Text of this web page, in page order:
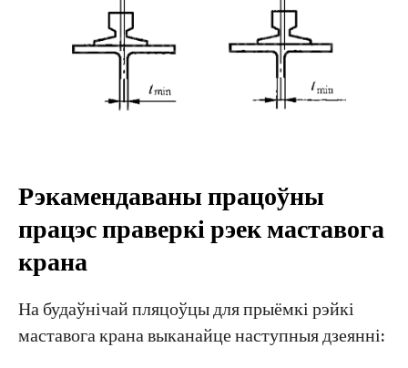
Рэкамендаваны працоўны
працэс праверкі рэек маставога
крана
На будаўнічай пляцоўцы для прыёмкі рэйкі
маставога крана выканайце наступныя дзеянні: